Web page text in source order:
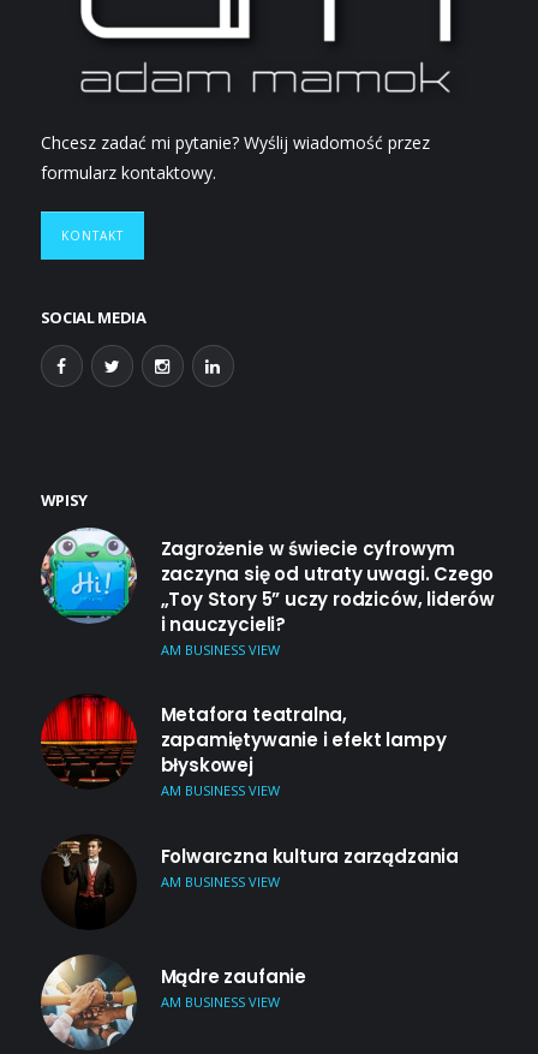
Chcesz zadać mi pytanie? Wyślij wiadomość przez
formularz kontaktowy.
KONTAKT
SOCIAL MEDIA
WPISY
Zagrożenie w świecie cyfrowym
zaczyna się od utraty uwagi. Czego
„Toy Story 5” uczy rodziców, liderów
i nauczycieli?
AM BUSINESS VIEW
Metafora teatralna,
zapamiętywanie i efekt lampy
błyskowej
AM BUSINESS VIEW
Folwarczna kultura zarządzania
AM BUSINESS VIEW
Mądre zaufanie
AM BUSINESS VIEW